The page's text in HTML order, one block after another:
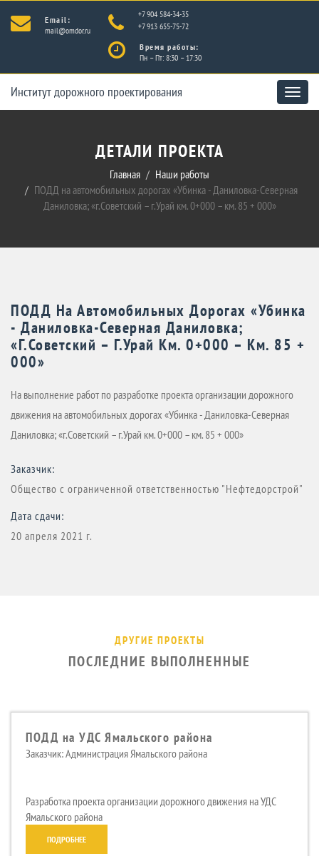
Email:
mail@omdor.ru
+7 904 584-34-35
+7 913 655-75-72
Время работы:
Пн – Пт: 8:30 – 17:30
Toggle
Институт дорожного проектирования
ДЕТАЛИ ПРОЕКТА
Главная
Наши работы
ПОДД на автомобильных дорогах «Убинка - Даниловка-Северная
Даниловка; «г.Советский – г.Урай км. 0+000 – км. 85 + 000»
ПОДД На Автомобильных Дорогах «Убинка
- Даниловка-Северная Даниловка;
«г.Советский – Г.Урай Км. 0+000 – Км. 85 +
000»
На выполнение работ по разработке проекта организации дорожного
движения на автомобильных дорогах «Убинка - Даниловка-Северная
Даниловка; «г.Советский – г.Урай км. 0+000 – км. 85 + 000»
Заказчик:
Общество с ограниченной ответственностью "Нефтедорстрой"
Дата сдачи:
20 апреля 2021 г.
ДРУГИЕ ПРОЕКТЫ
ПОСЛЕДНИЕ ВЫПОЛНЕННЫЕ
ПОДД на УДС Ямальского района
Заказчик: Администрация Ямальского района
Разработка проекта организации дорожного движения на УДС
Ямальского района
ПОДРОБНЕЕ